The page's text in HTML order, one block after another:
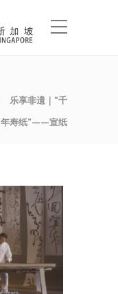
乐享非遗｜“千
年寿纸”——宣纸